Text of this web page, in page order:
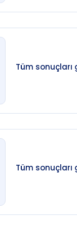
Tüm sonuçları
Tüm sonuçları